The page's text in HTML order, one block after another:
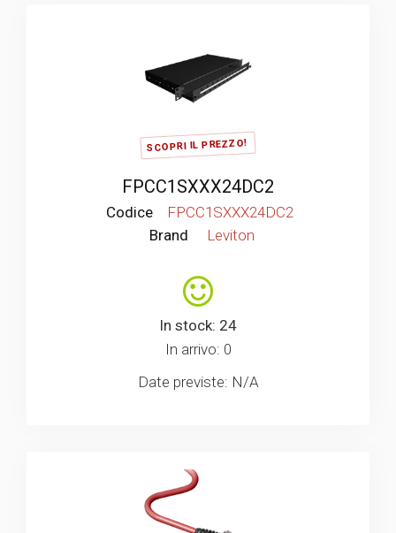
SCOPRI IL PREZZO!
FPCC1SXXX24DC2
Codice
FPCC1SXXX24DC2
Brand
Leviton
In stock: 24
In arrivo: 0
Date previste: N/A